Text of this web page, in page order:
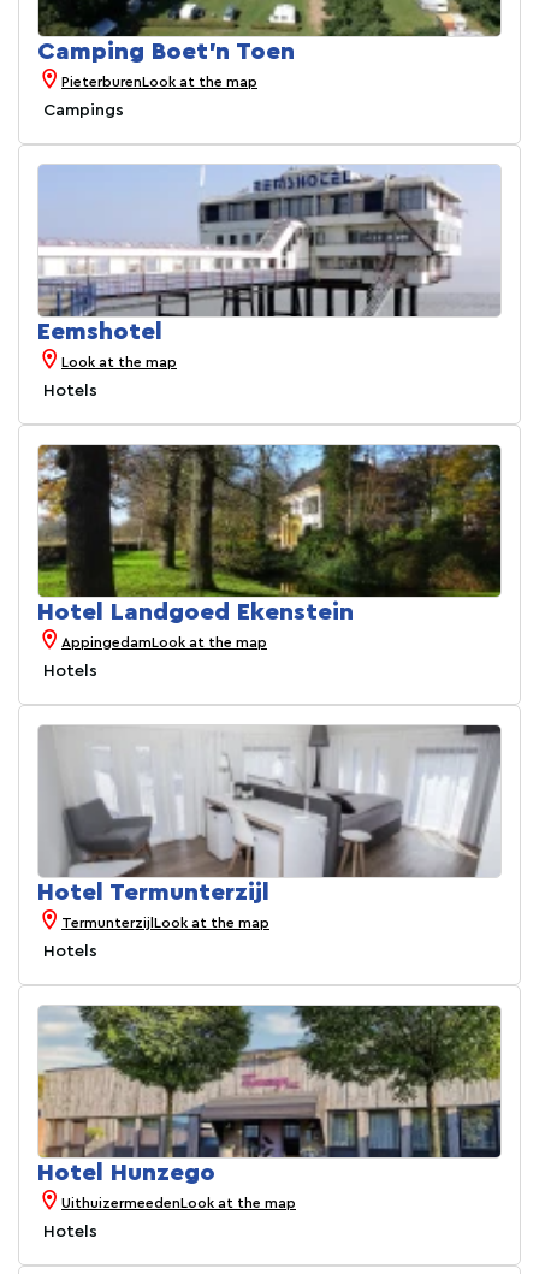
Camping Boet'n Toen
PieterburenLook at the map
Campings
Eemshotel
Look at the map
Hotels
Hotel Landgoed Ekenstein
AppingedamLook at the map
Hotels
Hotel Termunterzijl
Termunterzijl Look at the map
Hotels
Hotel Hunzego
UithuizermeedenLook at the map
Hotels